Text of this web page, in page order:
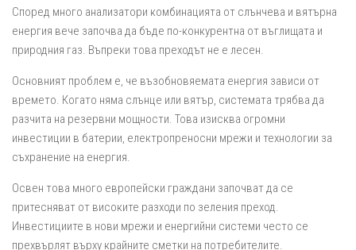
Според много анализатори комбинацията от слънчева и вятърна
енергия вече започва да бъде по-конкурентна от въглищата и
природния газ. Въпреки това преходът не е лесен.
Основният проблем е, че възобновяемата енергия зависи от
времето. Когато няма слънце или вятър, системата трябва да
разчита на резервни мощности. Това изисква огромни
инвестиции в батерии, електропреносни мрежи и технологии за
съхранение на енергия.
Освен това много европейски граждани започват да се
притесняват от високите разходи по зеления преход.
Инвестициите в нови мрежи и енергийни системи често се
прехвърлят върху крайните сметки на потребителите.